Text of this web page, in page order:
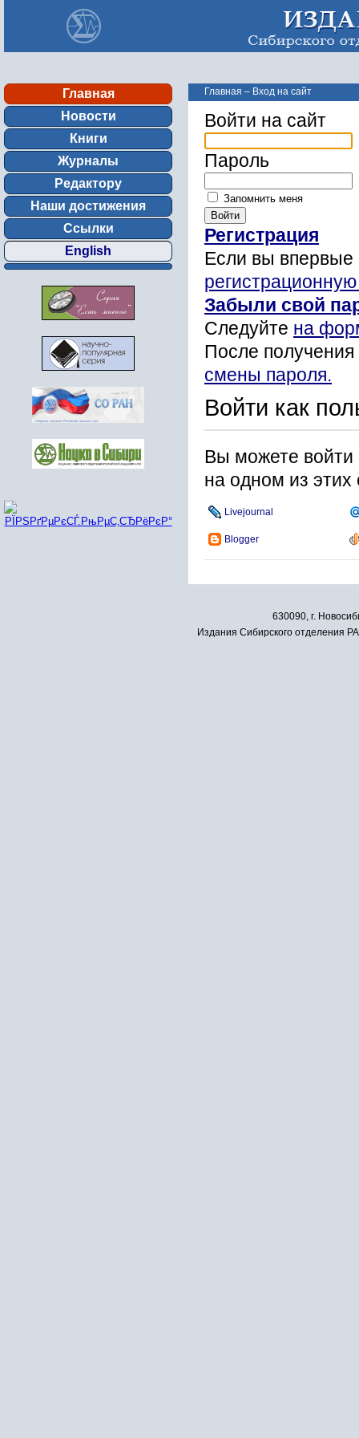
Главная
Новости
Книги
Журналы
Редактору
Наши достижения
Ссылки
English
Главная – Вход на сайт
Войти на сайт
Пароль
Запомнить меня
Регистрация
Если вы впервые
Забыли свой
Следуйте на
После
смены пароля.
Войти как
Вы можете войти
на одном из этих
Livejournal
Blogger
630090, г.
Издания Сибирского отделения